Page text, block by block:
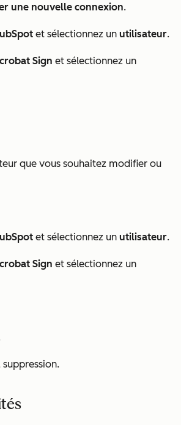
une nouvelle connexion.
et sélectionnez un utilisateur.
Sign et sélectionnez un
que vous souhaitez modifier ou
et sélectionnez un utilisateur.
Sign et sélectionnez un